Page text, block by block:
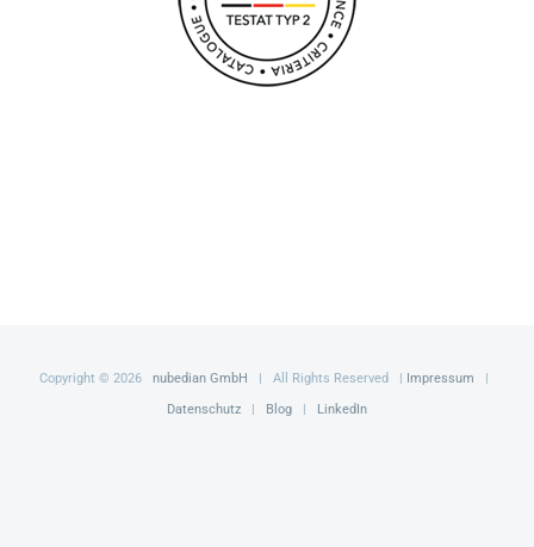
Copyright © 2026 nubedian GmbH | All Rights Reserved | Impressum
Datenschutz
Blog LinkedIn